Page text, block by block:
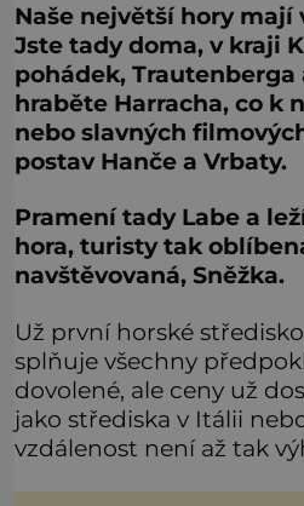
Naše největší hory mají
Jste tady doma, v kraji
pohádek, Trautenberga
hraběte Harracha, co k
nebo slavných
postav Hanče a Vrbaty.
Pramení tady Labe a
hora, turisty tak
navštěvovaná, Sněžka.
Už první horské
splňuje všechny
dovolené, ale ceny už
jako střediska v Itálii
vzdálenost není až tak